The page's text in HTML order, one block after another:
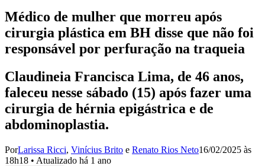
Médico de mulher que morreu após
cirurgia plástica em BH disse que não foi
responsável por perfuração na traqueia
Claudineia Francisca Lima, de 46 anos,
faleceu nesse sábado (15) após fazer uma
cirurgia de hérnia epigástrica e de
abdominoplastia.
PorLarissa Ricci, Vinícius Brito e Renato Rios Neto16/02/2025 às
18h18 • Atualizado há 1 ano